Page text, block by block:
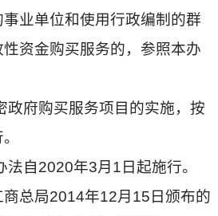
业单位和使用行政编制的群
资金购买服务的，参照本办
府购买服务项目的实施，按
自2020年3月1日起施行。
总局2014年12月15日颁布的